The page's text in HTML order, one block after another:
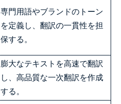
専門用語やブランドのトーン
を定義し、翻訳の一貫性を担
保する。
膨大なテキストを高速で翻訳
し、高品質な一次翻訳を作成
する。